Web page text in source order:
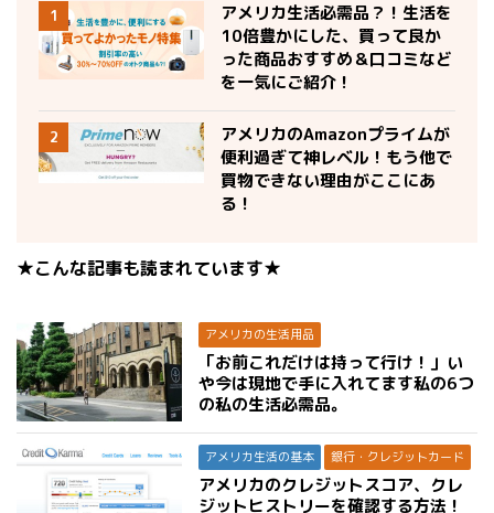
1
アメリカ生活必需品？！生活を
10倍豊かにした、買って良か
った商品おすすめ＆口コミなど
を一気にご紹介！
2
アメリカのAmazonプライムが
便利過ぎて神レベル！もう他で
買物できない理由がここにあ
る！
★こんな記事も読まれています★
アメリカの生活用品
「お前これだけは持って行け！」い
や今は現地で手に入れてます私の6つ
の私の生活必需品。
アメリカ生活の基本 銀行・クレジットカード
アメリカのクレジットスコア、クレ
ジットヒストリーを確認する方法！